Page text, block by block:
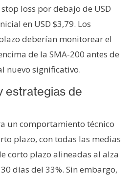
loss por debajo de USD
en USD $3,79. Los
deberían monitorear el
de la SMA-200 antes de
nuevo significativo.
estrategias de
un comportamiento técnico
plazo, con todas las medias
corto plazo alineadas al alza
días del 33%. Sin embargo,